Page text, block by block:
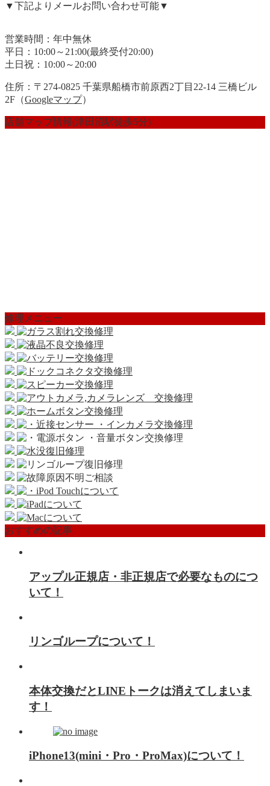
▼下記よりメールお問い合わせ可能▼
営業時間：年中無休
平日：10:00～21:00(最終受付20:00)
土日祝：10:00～20:00
住所：〒274-0825 千葉県船橋市前原西2丁目22-14 三橋ビル
2F（Googleマップ）
店舗マップ情報(津田沼駅徒歩5分)
修理メニュー
おすすめの記事
アップル正規店・非正規店で必要なものにつ
いて！
リンゴループについて！
本体交換だとLINEトークは消えてしまいま
す！
iPhone13(mini・Pro・ProMax)について！